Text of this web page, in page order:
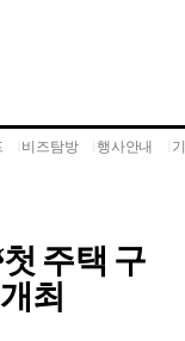
비즈탐방 행사안내
주택 구
최